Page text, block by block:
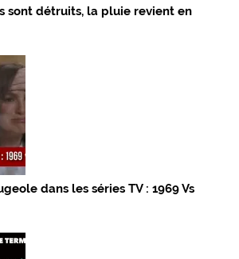
sont détruits, la pluie revient en
dans les séries TV : 1969 Vs